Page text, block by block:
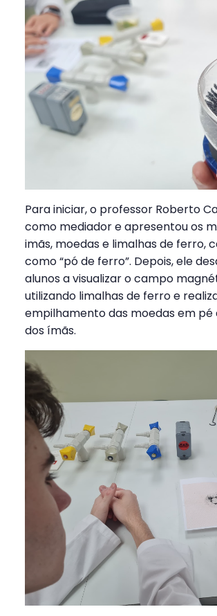
Para iniciar, o professor Roberto
como mediador e apresentou os
imãs, moedas e limalhas de ferro,
como “pó de ferro”. Depois, ele
alunos a visualizar o campo
utilizando limalhas de ferro e
empilhamento das moedas em pé
dos ímãs.